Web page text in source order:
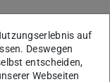
auf
Deswegen
entscheiden,
Webseiten